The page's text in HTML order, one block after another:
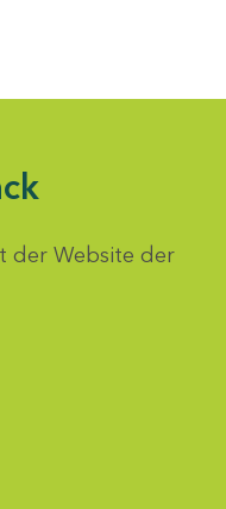
der Website der
auswählen